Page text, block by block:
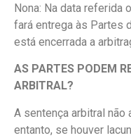
Nona: Na data referida
fará entrega às Partes
está encerrada a
AS PARTES PODEM
ARBITRAL?
A sentença arbitral não
entanto, se houver